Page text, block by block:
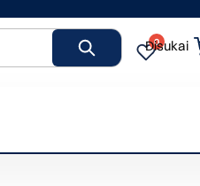
0
Disukai